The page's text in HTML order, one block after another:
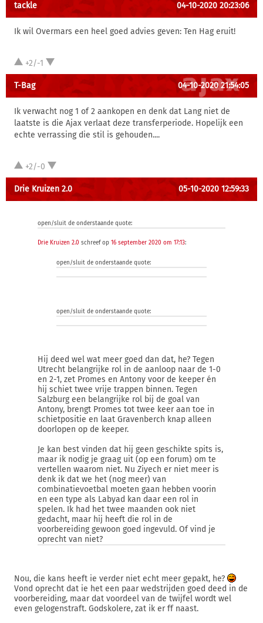
tackle 04-10-2020 20:23:06
Ik wil Overmars een heel goed advies geven: Ten Hag eruit!
+2/-1
T-Bag 04-10-2020 21:54:05
Ik verwacht nog 1 of 2 aankopen en denk dat Lang niet de
laatste is die Ajax verlaat deze transferperiode. Hopelijk een
echte verrassing die stil is gehouden....
+2/-0
Drie Kruizen 2.0 05-10-2020 12:59:33
open/sluit de onderstaande quote:
Drie Kruizen 2.0 schreef op 16 september 2020 om 17:13:
open/sluit de onderstaande quote:
open/sluit de onderstaande quote:
Hij deed wel wat meer goed dan dat, he? Tegen
Utrecht belangrijke rol in de aanloop naar de 1-0
en 2-1, zet Promes en Antony voor de keeper én
hij schiet twee vrije trappen binnen. Tegen
Salzburg een belangrijke rol bij de goal van
Antony, brengt Promes tot twee keer aan toe in
schietpositie en laat Gravenberch knap alleen
doorlopen op de keeper.
Je kan best vinden dat hij geen geschikte spits is,
maar ik nodig je graag uit (op een forum) om te
vertellen waarom niet. Nu Ziyech er niet meer is
denk ik dat we het (nog meer) van
combinatievoetbal moeten gaan hebben voorin
en een type als Labyad kan daar een rol in
spelen. Ik had het twee maanden ook niet
gedacht, maar hij heeft die rol in de
voorbereiding gewoon goed ingevuld. Of vind je
oprecht van niet?
Nou, die kans heeft ie verder niet echt meer gepakt, he?
Vond oprecht dat ie het een paar wedstrijden goed deed in de
voorbereiding, maar dat voordeel van de twijfel wordt wel
even gelogenstraft. Godskolere, zat ik er ff naast.